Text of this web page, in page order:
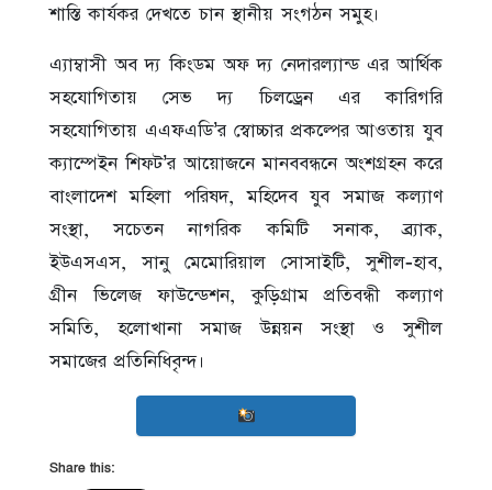
শাস্তি কার্যকর দেখতে চান স্থানীয় সংগঠন সমুহ।
এ্যাম্বাসী অব দ্য কিংডম অফ দ্য নেদারল্যান্ড এর আর্থিক
সহযোগিতায় সেভ দ্য চিলড্রেন এর কারিগরি
সহযোগিতায় এএফএডি’র স্বোচ্চার প্রকল্পের আওতায় যুব
ক্যাম্পেইন শিফট’র আয়োজনে মানববন্ধনে অংশগ্রহন করে
বাংলাদেশ মহিলা পরিষদ, মহিদেব যুব সমাজ কল্যাণ
সংস্থা, সচেতন নাগরিক কমিটি সনাক, ব্র্যাক,
ইউএসএস, সানু মেমোরিয়াল সোসাইটি, সুশীল-হাব,
গ্রীন ভিলেজ ফাউন্ডেশন, কুড়িগ্রাম প্রতিবন্ধী কল্যাণ
সমিতি, হলোখানা সমাজ উন্নয়ন সংস্থা ও সুশীল
সমাজের প্রতিনিধিবৃন্দ।
Share this: